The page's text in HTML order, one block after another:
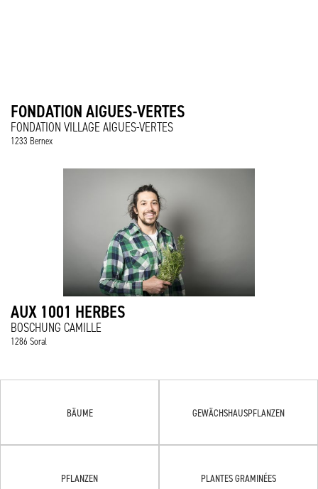
FONDATION AIGUES-VERTES
FONDATION VILLAGE AIGUES-VERTES
1233 Bernex
AUX 1001 HERBES
BOSCHUNG CAMILLE
1286 Soral
BÄUME GEWÄCHSHAUSPFLANZEN
PFLANZEN PLANTES GRAMINÉES